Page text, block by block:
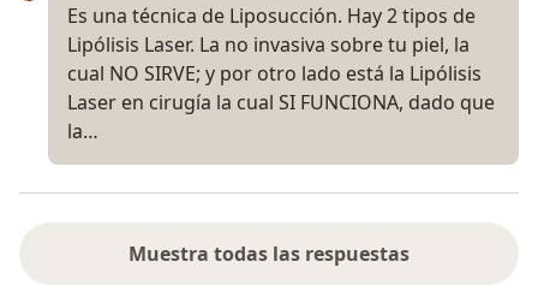
Es una técnica de Liposucción. Hay 2 tipos de
Lipólisis Laser. La no invasiva sobre tu piel, la
cual NO SIRVE; y por otro lado está la Lipólisis
Laser en cirugía la cual SI FUNCIONA, dado que
la…
Muestra todas las respuestas